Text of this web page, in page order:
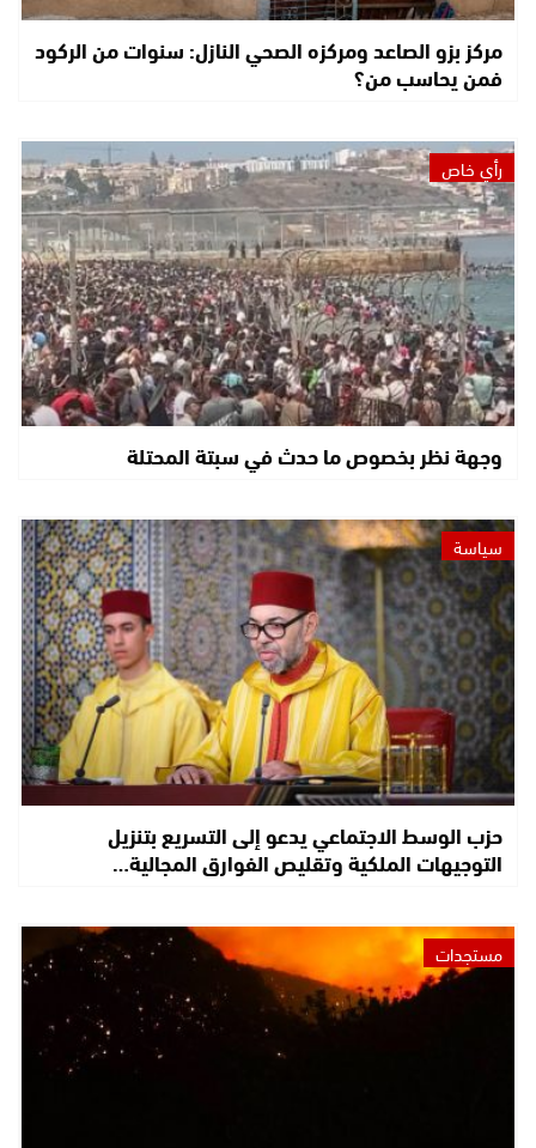
مركز بزو الصاعد ومركزه الصحي النازل: سنوات من الركود
فمن يحاسب من؟
رأي خاص
وجهة نظر بخصوص ما حدث في سبتة المحتلة
سياسة
حزب الوسط الاجتماعي يدعو إلى التسريع بتنزيل
التوجيهات الملكية وتقليص الفوارق المجالية…
مستجدات